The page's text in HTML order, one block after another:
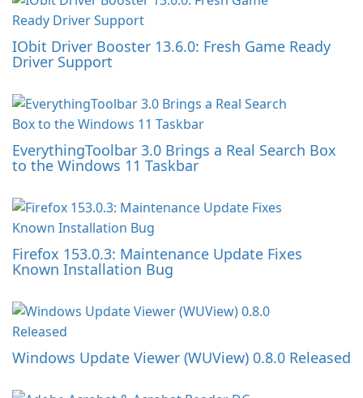
IObit Driver Booster 13.6.0: Fresh Game Ready
Driver Support
EverythingToolbar 3.0 Brings a Real Search Box
to the Windows 11 Taskbar
Firefox 153.0.3: Maintenance Update Fixes
Known Installation Bug
Windows Update Viewer (WUView) 0.8.0 Released